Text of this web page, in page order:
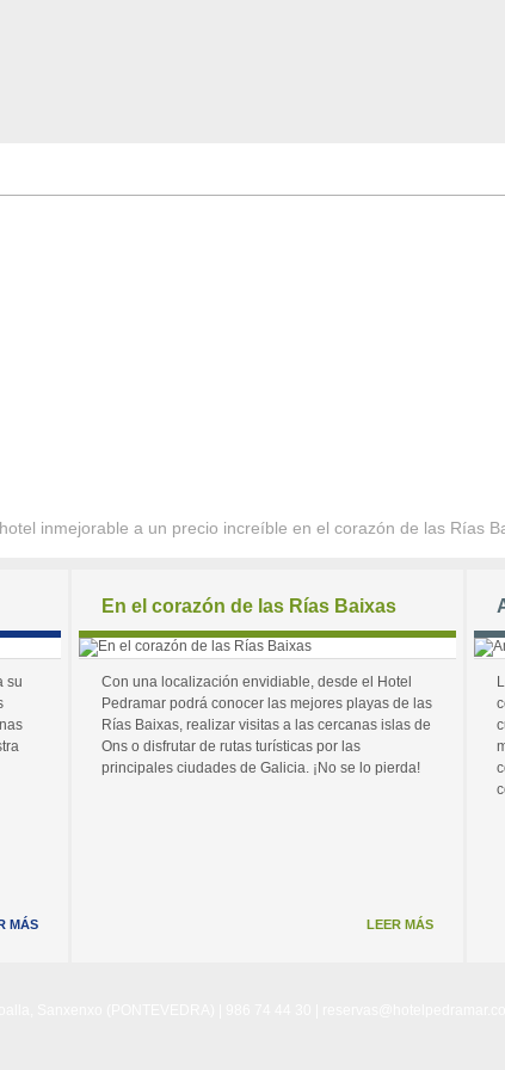
inmejorable a un precio increíble en el corazón de las Rías
su
MÁS
En el corazón de las Rías Baixas
Con una localización envidiable, desde el Hotel
Pedramar podrá conocer las mejores playas de las
Rías Baixas, realizar visitas a las cercanas islas de
Ons o disfrutar de rutas turísticas por las
principales ciudades de Galicia. ¡No se lo pierda!
LEER MÁS